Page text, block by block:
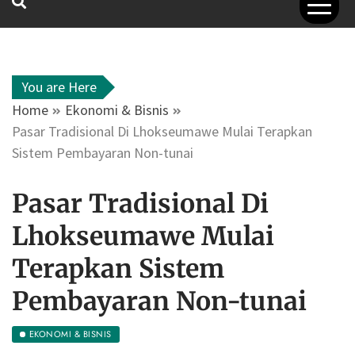
You are Here
Home
Ekonomi & Bisnis
Pasar Tradisional Di Lhokseumawe Mulai Terapkan
Sistem Pembayaran Non-tunai
Pasar Tradisional Di
Lhokseumawe Mulai
Terapkan Sistem
Pembayaran Non-tunai
EKONOMI & BISNIS